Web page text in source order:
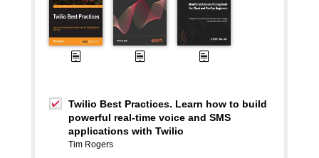
Twilio Best Practices. Learn how to build
powerful real-time voice and SMS
applications with Twilio
Tim Rogers